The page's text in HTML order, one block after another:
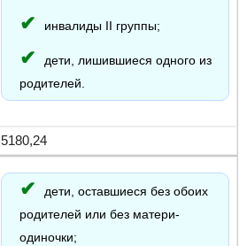
инвалиды II группы;
дети, лишившиеся одного из
родителей.
5180,24
дети, оставшиеся без обоих
родителей или без матери-
одиночки;